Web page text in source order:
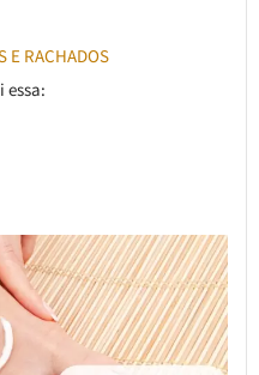
E RACHADOS
essa: